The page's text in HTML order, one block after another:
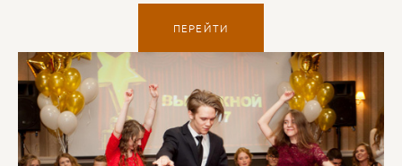
ПЕРЕЙТИ